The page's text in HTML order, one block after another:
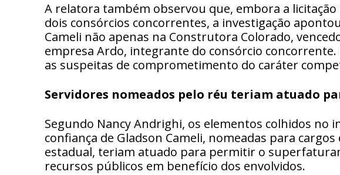
A relatora também observou que, embora a
dois consórcios concorrentes, a investigação
Cameli não apenas na Construtora Colorado,
empresa Ardo, integrante do consórcio
as suspeitas de comprometimento do caráter
Servidores nomeados pelo réu teriam atuado
Segundo Nancy Andrighi, os elementos colhidos no
confiança de Gladson Cameli, nomeadas para
estadual, teriam atuado para permitir o
recursos públicos em benefício dos envolvidos.